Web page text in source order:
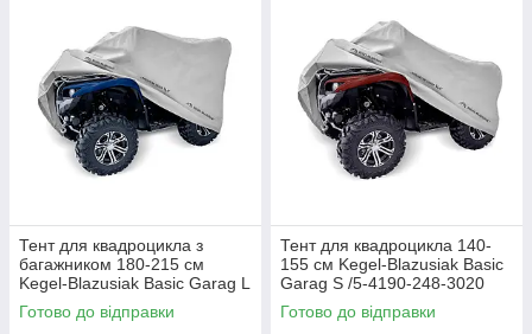
Тент для квадроцикла з
багажником 180-215 см
Kegel-Blazusiak Basic Garag L
Box /5-4195-248-3020
Готово до відправки
Тент для квадроцикла 140-
155 см Kegel-Blazusiak Basic
Garag S /5-4190-248-3020
Готово до відправки